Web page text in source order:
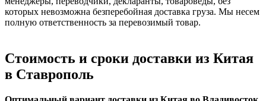
которых невозможна безперебойная доставка груза. Мы несем
полную ответственность за перевозимый товар.
Стоимость и сроки доставки из Китая
в Ставрополь